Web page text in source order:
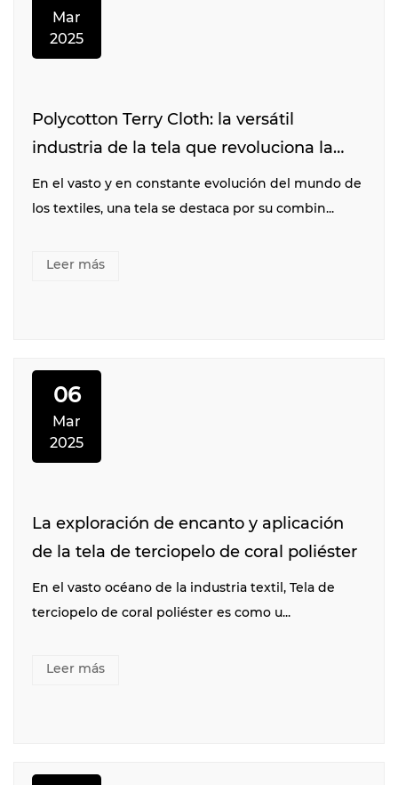
Mar
2025
Polycotton Terry Cloth: la versátil
industria de la tela que revoluciona la
industria textil
En el vasto y en constante evolución del mundo de
los textiles, una tela se destaca por su combin...
Leer más
06
Mar
2025
La exploración de encanto y aplicación
de la tela de terciopelo de coral poliéster
En el vasto océano de la industria textil, Tela de
terciopelo de coral poliéster es como u...
Leer más